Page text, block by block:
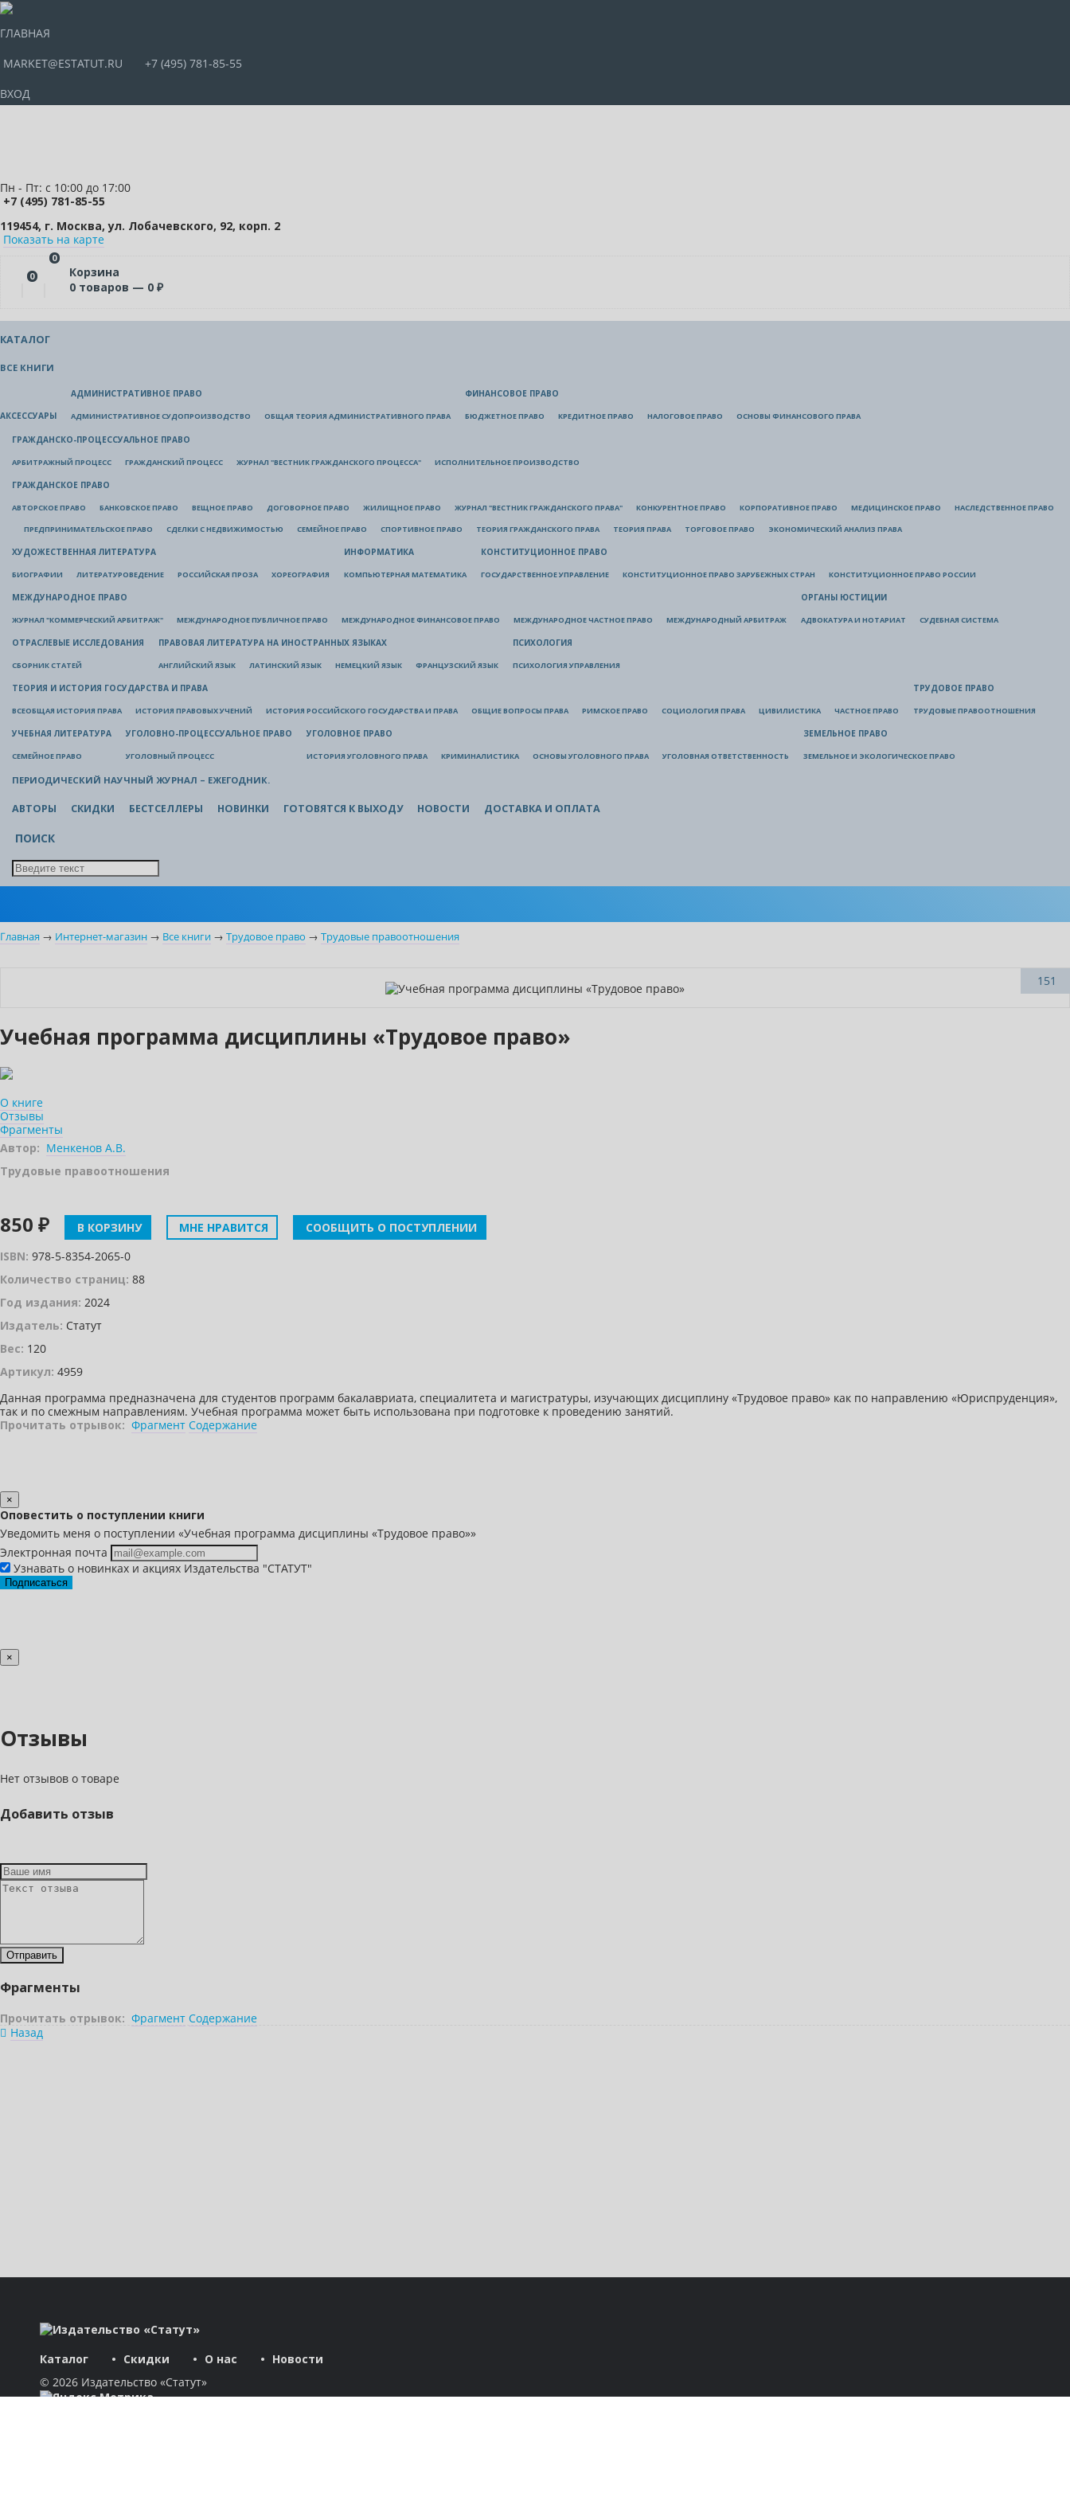
ГЛАВНАЯ
MARKET@ESTATUT.RU
+7 (495) 781-85-55
ВХОД
Пн - Пт: с 10:00 до 17:00
+7 (495) 781-85-55
119454, г. Москва, ул. Лобачевского, 92, корп. 2
Показать на карте
0
0
Корзина
0 товаров — 0 ₽
КАТАЛОГ
ВСЕ КНИГИ
АКСЕССУАРЫ
АДМИНИСТРАТИВНОЕ ПРАВО
АДМИНИСТРАТИВНОЕ СУДОПРОИЗВОДСТВО ОБЩАЯ ТЕОРИЯ АДМИНИСТРАТИВНОГО ПРАВА
ФИНАНСОВОЕ ПРАВО
БЮДЖЕТНОЕ ПРАВО КРЕДИТНОЕ ПРАВО НАЛОГОВОЕ ПРАВО ОСНОВЫ ФИНАНСОВОГО ПРАВА
ГРАЖДАНСКО-ПРОЦЕССУАЛЬНОЕ ПРАВО
АРБИТРАЖНЫЙ ПРОЦЕСС ГРАЖДАНСКИЙ ПРОЦЕСС ЖУРНАЛ "ВЕСТНИК ГРАЖДАНСКОГО ПРОЦЕССА" ИСПОЛНИТЕЛЬНОЕ ПРОИЗВОДСТВО
ГРАЖДАНСКОЕ ПРАВО
АВТОРСКОЕ ПРАВО БАНКОВСКОЕ ПРАВО ВЕЩНОЕ ПРАВО ДОГОВОРНОЕ ПРАВО ЖИЛИЩНОЕ ПРАВО ЖУРНАЛ "ВЕСТНИК ГРАЖДАНСКОГО ПРАВА" КОНКУРЕНТНОЕ ПРАВО КОРПОРАТИВНОЕ ПРАВО МЕДИЦИНСКОЕ ПРАВО НАСЛЕДСТВЕННОЕ ПРАВО
ПРЕДПРИНИМАТЕЛЬСКОЕ ПРАВО СДЕЛКИ С НЕДВИЖИМОСТЬЮ СЕМЕЙНОЕ ПРАВО СПОРТИВНОЕ ПРАВО ТЕОРИЯ ГРАЖДАНСКОГО ПРАВА ТЕОРИЯ ПРАВА ТОРГОВОЕ ПРАВО ЭКОНОМИЧЕСКИЙ АНАЛИЗ ПРАВА
ХУДОЖЕСТВЕННАЯ ЛИТЕРАТУРА
БИОГРАФИИ ЛИТЕРАТУРОВЕДЕНИЕ РОССИЙСКАЯ ПРОЗА ХОРЕОГРАФИЯ
ИНФОРМАТИКА
КОМПЬЮТЕРНАЯ МАТЕМАТИКА
КОНСТИТУЦИОННОЕ ПРАВО
ГОСУДАРСТВЕННОЕ УПРАВЛЕНИЕ КОНСТИТУЦИОННОЕ ПРАВО ЗАРУБЕЖНЫХ СТРАН КОНСТИТУЦИОННОЕ ПРАВО РОССИИ
МЕЖДУНАРОДНОЕ ПРАВО
ЖУРНАЛ "КОММЕРЧЕСКИЙ АРБИТРАЖ" МЕЖДУНАРОДНОЕ ПУБЛИЧНОЕ ПРАВО МЕЖДУНАРОДНОЕ ФИНАНСОВОЕ ПРАВО МЕЖДУНАРОДНОЕ ЧАСТНОЕ ПРАВО МЕЖДУНАРОДНЫЙ АРБИТРАЖ
ОРГАНЫ ЮСТИЦИИ
АДВОКАТУРА И НОТАРИАТ СУДЕБНАЯ СИСТЕМА
ОТРАСЛЕВЫЕ ИССЛЕДОВАНИЯ
СБОРНИК СТАТЕЙ
ПРАВОВАЯ ЛИТЕРАТУРА НА ИНОСТРАННЫХ ЯЗЫКАХ
АНГЛИЙСКИЙ ЯЗЫК ЛАТИНСКИЙ ЯЗЫК НЕМЕЦКИЙ ЯЗЫК ФРАНЦУЗСКИЙ ЯЗЫК
ПСИХОЛОГИЯ
ПСИХОЛОГИЯ УПРАВЛЕНИЯ
ТЕОРИЯ И ИСТОРИЯ ГОСУДАРСТВА И ПРАВА
ВСЕОБЩАЯ ИСТОРИЯ ПРАВА ИСТОРИЯ ПРАВОВЫХ УЧЕНИЙ ИСТОРИЯ РОССИЙСКОГО ГОСУДАРСТВА И ПРАВА ОБЩИЕ ВОПРОСЫ ПРАВА РИМСКОЕ ПРАВО СОЦИОЛОГИЯ ПРАВА ЦИВИЛИСТИКА ЧАСТНОЕ ПРАВО
ТРУДОВОЕ ПРАВО
ТРУДОВЫЕ ПРАВООТНОШЕНИЯ
УЧЕБНАЯ ЛИТЕРАТУРА
СЕМЕЙНОЕ ПРАВО
УГОЛОВНО-ПРОЦЕССУАЛЬНОЕ ПРАВО
УГОЛОВНЫЙ ПРОЦЕСС
УГОЛОВНОЕ ПРАВО
ИСТОРИЯ УГОЛОВНОГО ПРАВА КРИМИНАЛИСТИКА ОСНОВЫ УГОЛОВНОГО ПРАВА УГОЛОВНАЯ ОТВЕТСТВЕННОСТЬ
ЗЕМЕЛЬНОЕ ПРАВО
ЗЕМЕЛЬНОЕ И ЭКОЛОГИЧЕСКОЕ ПРАВО
ПЕРИОДИЧЕСКИЙ НАУЧНЫЙ ЖУРНАЛ – ЕЖЕГОДНИК.
АВТОРЫ СКИДКИ БЕСТСЕЛЛЕРЫ НОВИНКИ ГОТОВЯТСЯ К ВЫХОДУ НОВОСТИ ДОСТАВКА И ОПЛАТА
ПОИСК
Главная → Интернет-магазин → Все книги → Трудовое право → Трудовые правоотношения
151
Учебная программа дисциплины «Трудовое право»
О книге
Отзывы
Фрагменты
Автор: Менкенов А.В.
Трудовые правоотношения
850 ₽ В КОРЗИНУ МНЕ НРАВИТСЯ
СООБЩИТЬ О ПОСТУПЛЕНИИ
ISBN: 978-5-8354-2065-0
Количество страниц: 88
Год издания: 2024
Издатель: Статут
Вес: 120
Артикул: 4959
Данная программа предназначена для студентов программ бакалавриата, специалитета и магистратуры, изучающих дисциплину «Трудовое право» как по направлению «Юриспруденция»,
так и по смежным направлениям. Учебная программа может быть использована при подготовке к проведению занятий.
Прочитать отрывок: Фрагмент Содержание
×
Оповестить о поступлении книги
Уведомить меня о поступлении «Учебная программа дисциплины «Трудовое право»»
Электронная почта
Узнавать о новинках и акциях Издательства "СТАТУТ"
Подписаться
×
Отзывы
Нет отзывов о товаре
Добавить отзыв
Фрагменты
Прочитать отрывок: Фрагмент Содержание
Назад
Каталог Скидки О нас
Новости
© 2026 Издательство «Статут»